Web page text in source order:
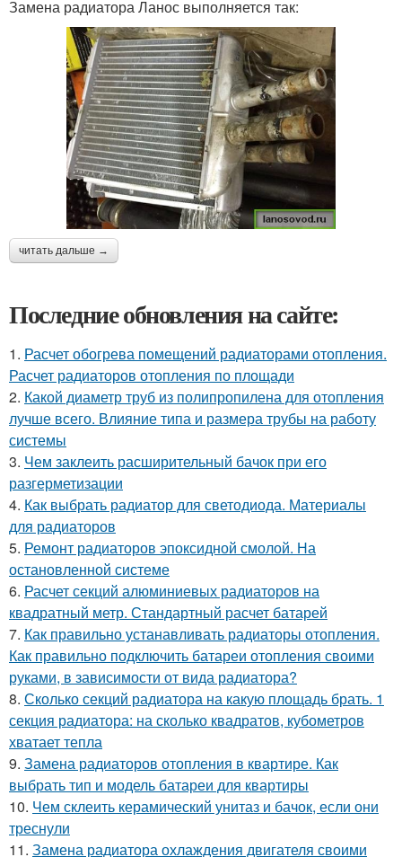
Замена радиатора Ланос выполняется так:
читать дальше →
Последние обновления на сайте:
1. Расчет обогрева помещений радиаторами отопления.
Расчет радиаторов отопления по площади
2. Какой диаметр труб из полипропилена для отопления
лучше всего. Влияние типа и размера трубы на работу
системы
3. Чем заклеить расширительный бачок при его
разгерметизации
4. Как выбрать радиатор для светодиода. Материалы
для радиаторов
5. Ремонт радиаторов эпоксидной смолой. На
остановленной системе
6. Расчет секций алюминиевых радиаторов на
квадратный метр. Стандартный расчет батарей
7. Как правильно устанавливать радиаторы отопления.
Как правильно подключить батареи отопления своими
руками, в зависимости от вида радиатора?
8. Сколько секций радиатора на какую площадь брать. 1
секция радиатора: на сколько квадратов, кубометров
хватает тепла
9. Замена радиаторов отопления в квартире. Как
выбрать тип и модель батареи для квартиры
10. Чем склеить керамический унитаз и бачок, если они
треснули
11. Замена радиатора охлаждения двигателя своими